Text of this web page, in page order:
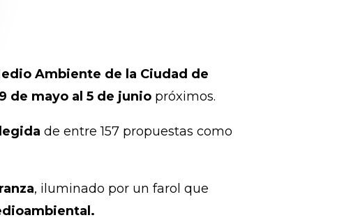
Ambiente de la Ciudad de
de mayo al 5 de junio próximos.
de entre 157 propuestas como
, iluminado por un farol que